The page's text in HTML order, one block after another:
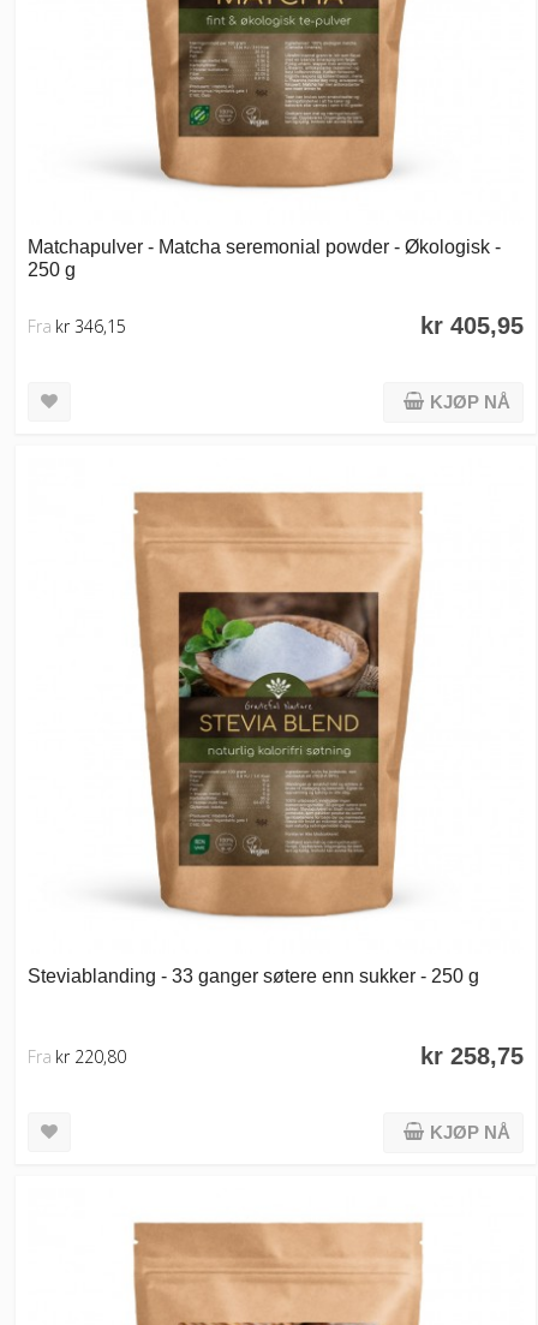
Matchapulver - Matcha seremonial powder - Økologisk -
250 g
kr 405,95
Fra kr 346,15
KJØP NÅ
Steviablanding - 33 ganger søtere enn sukker - 250 g
kr 258,75
Fra kr 220,80
KJØP NÅ